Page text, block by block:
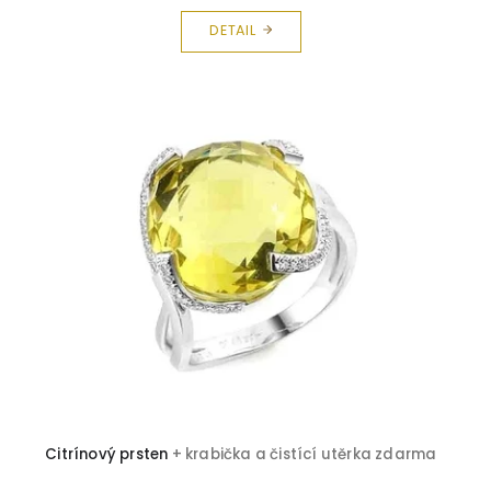
DETAIL
Citrínový prsten + krabička a čistící utěrka zdarma